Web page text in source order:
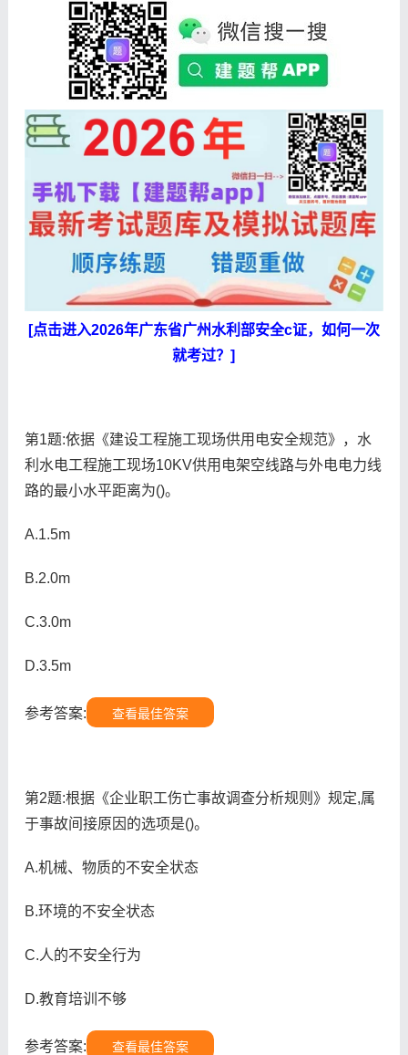
[点击进入2026年广东省广州水利部安全c证，如何一次
就考过？]
第1题:依据《建设工程施工现场供用电安全规范》，水
利水电工程施工现场10KV供用电架空线路与外电电力线
路的最小水平距离为()。
A.1.5m
B.2.0m
C.3.0m
D.3.5m
参考答案: 查看最佳答案
第2题:根据《企业职工伤亡事故调查分析规则》规定,属
于事故间接原因的选项是()。
A.机械、物质的不安全状态
B.环境的不安全状态
C.人的不安全行为
D.教育培训不够
参考答案: 查看最佳答案